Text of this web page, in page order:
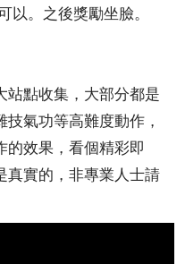
。之後獎勵坐臉。
站點收集，大部分都是
氣功等高難度動作，
效果，看個精彩即
真實的，非專業人士請